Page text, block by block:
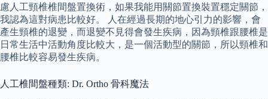
慮人工頸椎椎間盤置換術，如果我能用關節置換裝置穩定關節，
我認為這對病患比較好。 人在經過長期的地心引力的影響，會
產生頸椎的退變，而退變不見得會發生疾病，因為頸椎跟腰椎是
日常生活中活動角度比較大，是一個活動型的關節，所以頸椎和
腰椎比較容易發生疾病。
人工椎間盤種類: Dr. Ortho 骨科魔法